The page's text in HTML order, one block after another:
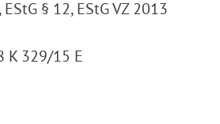
§ 12, EStG VZ 2013
K 329/15 E